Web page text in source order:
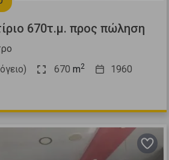
670τ.μ. προς πώληση
670 m2 1960